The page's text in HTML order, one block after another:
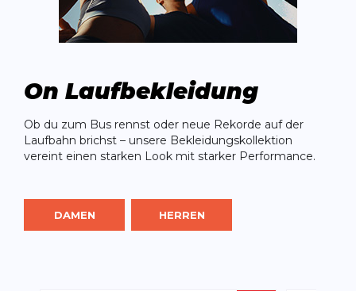
On Laufbekleidung
Ob du zum Bus rennst oder neue Rekorde auf der
Laufbahn brichst – unsere Bekleidungskollektion
vereint einen starken Look mit starker Performance.
DAMEN HERREN